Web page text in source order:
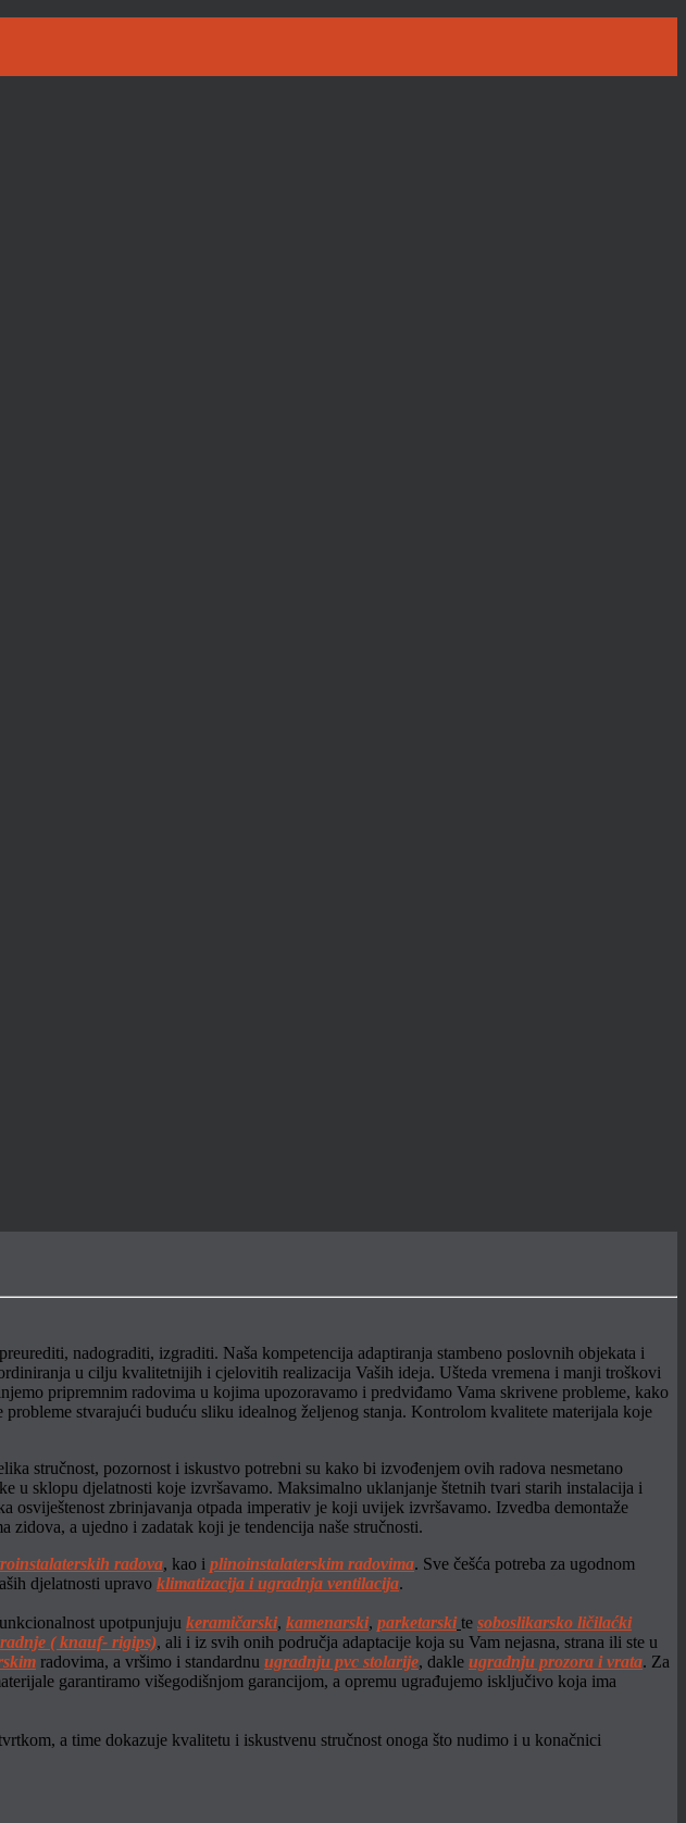
nadograditi, izgraditi. Naša kompetencija adaptiranja stambeno poslovnih objekata i
u cilju kvalitetnijih i cjelovitih realizacija Vaših ideja. Ušteda vremena i manji troškovi
pripremnim radovima u kojima upozoravamo i predviđamo Vama skrivene probleme, kako
stvarajući buduću sliku idealnog željenog stanja. Kontrolom kvalitete materijala koje
stručnost, pozornost i iskustvo potrebni su kako bi izvođenjem ovih radova nesmetano
u sklopu djelatnosti koje izvršavamo. Maksimalno uklanjanje štetnih tvari starih instalacija i
osviještenost zbrinjavanja otpada imperativ je koji uvijek izvršavamo. Izvedba demontaže
a ujedno i zadatak koji je tendencija naše stručnosti.
radova, kao i plinoinstalaterskim radovima. Sve češća potreba za ugodnom
djelatnosti upravo klimatizacija i ugradnja ventilacija.
upotpunjuju keramičarski, kamenarski, parketarski te soboslikarsko ličilaćki
( knauf- rigips), ali i iz svih onih područja adaptacije koja su Vam nejasna, strana ili ste u
radovima, a vršimo i standardnu ugradnju pvc stolarije, dakle ugradnju prozora i vrata. Za
garantiramo višegodišnjom garancijom, a opremu ugrađujemo isključivo koja ima
a time dokazuje kvalitetu i iskustvenu stručnost onoga što nudimo i u konačnici